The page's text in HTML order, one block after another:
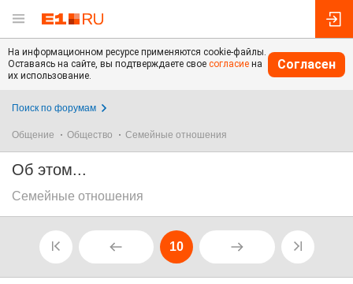
На информационном ресурсе применяются cookie-файлы.
Оставаясь на сайте, вы подтверждаете свое согласие на
их использование.
Согласен
Поиск по форумам
Общение Общество Семейные отношения
Об этом...
Семейные отношения
10